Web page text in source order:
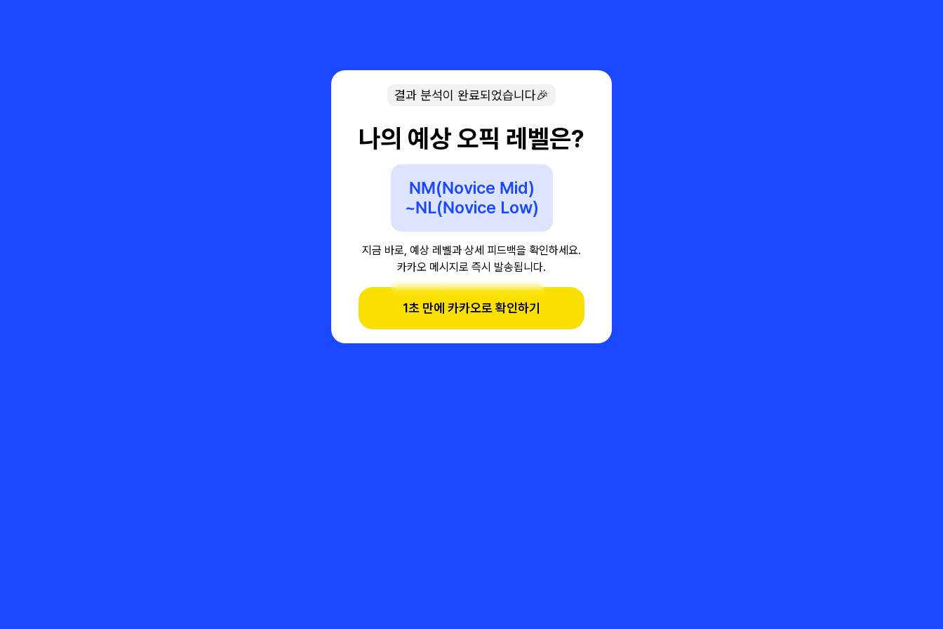
결과 분석이 완료되었습니다🎉
나의 예상 오픽 레벨은?
NM(Novice Mid)
~NL(Novice Low)
지금 바로, 예상 레벨과 상세 피드백을 확인하세요.
카카오 메시지로 즉시 발송됩니다.
1초 만에 카카오로 확인하기